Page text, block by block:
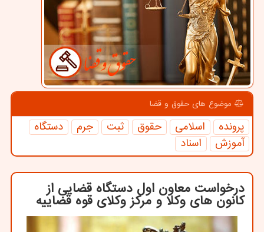
موضوع های حقوق و قضا
پرونده اسلامی حقوق ثبت جرم
دستگاه
آموزش
اسناد
درخواست معاون اول دستگاه قضایی از
کانون های وکلا و مرکز وکلای قوه قضاییه